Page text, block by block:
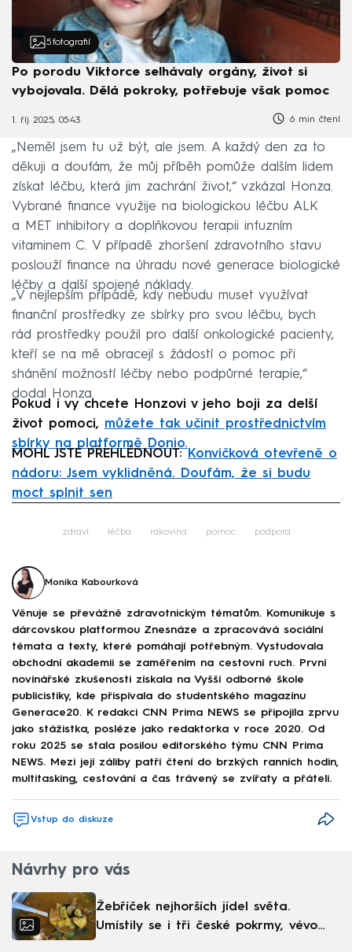
5 fotografií
Po porodu Viktorce selhávaly orgány, život si
vybojovala. Dělá pokroky, potřebuje však pomoc
1. říj 2025, 05:43 6 min čtení
„Neměl jsem tu už být, ale jsem. A každý den za to
děkuji a doufám, že můj příběh pomůže dalším lidem
získat léčbu, která jim zachrání život,“ vzkázal Honza.
Vybrané finance využije na biologickou léčbu ALK
a MET inhibitory a doplňkovou terapii infuzním
vitaminem C. V případě zhoršení zdravotního stavu
poslouží finance na úhradu nové generace biologické
léčby a další spojené náklady.
„V nejlepším případě, kdy nebudu muset využívat
finanční prostředky ze sbírky pro svou léčbu, bych
rád prostředky použil pro další onkologické pacienty,
kteří se na mě obracejí s žádostí o pomoc při
shánění možností léčby nebo podpůrné terapie,“
dodal Honza.
Pokud i vy chcete Honzovi v jeho boji za delší
život pomoci, můžete tak učinit prostřednictvím
sbírky na platformě Donio.
MOHL JSTE PŘEHLÉDNOUT:
Konvičková otevřeně o
nádoru: Jsem vyklidněná. Doufám, že si budu
moct splnit sen
zdraví léčba rakovina pomoc podpora
Monika Kabourková
Věnuje se převážně zdravotnickým tématům. Komunikuje s
dárcovskou platformou Znesnáze a zpracovává sociální
témata a texty, které pomáhají potřebným. Vystudovala
obchodní akademii se zaměřením na cestovní ruch. První
novinářské zkušenosti získala na Vyšší odborné škole
publicistiky, kde přispívala do studentského magazínu
Generace20. K redakci CNN Prima NEWS se připojila zprvu
jako stážistka, posléze jako redaktorka v roce 2020. Od
roku 2025 se stala posilou editorského týmu CNN Prima
NEWS. Mezi její záliby patří čtení do brzkých ranních hodin,
multitasking, cestování a čas trávený se zvířaty a přáteli.
Vstup do diskuze
Návrhy pro vás
Žebříček nejhorších jídel světa.
Umístily se i tři české pokrmy, vévodí